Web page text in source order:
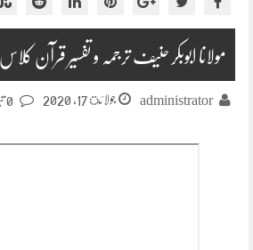
مولانا ابوبکر حنیف ترجمہ و تفسیر قرآن کلاس 2020-07-15
administrator جولائ 17, 2020